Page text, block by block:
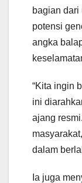
bagian dari
potensi
angka
“Kita ingin
ini
ajang
dalam
Ia juga